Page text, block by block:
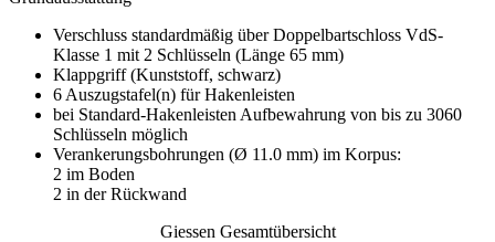
Verschluss standardmäßig über Doppelbartschloss VdS-
Klasse 1 mit 2 Schlüsseln (Länge 65 mm)
Klappgriff (Kunststoff, schwarz)
6 Auszugstafel(n) für Hakenleisten
bei Standard-Hakenleisten Aufbewahrung von bis zu 3060
Schlüsseln möglich
Verankerungsbohrungen (Ø 11.0 mm) im Korpus:
2 im Boden
2 in der Rückwand
Giessen Gesamtübersicht